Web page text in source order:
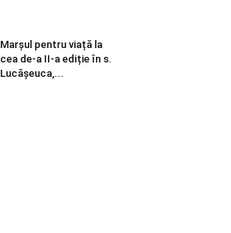
Marșul pentru viață la
cea de-a II-a ediție în s.
Lucășeuca,...